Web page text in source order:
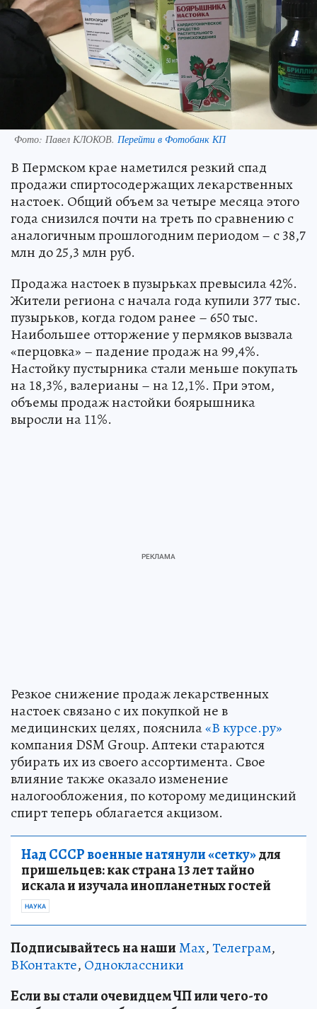
Фото: Павел КЛОКОВ. Перейти в Фотобанк КП
В Пермском крае наметился резкий спад
продажи спиртосодержащих лекарственных
настоек. Общий объем за четыре месяца этого
года снизился почти на треть по сравнению с
аналогичным прошлогодним периодом – с 38,7
млн до 25,3 млн руб.
Продажа настоек в пузырьках превысила 42%.
Жители региона с начала года купили 377 тыс.
пузырьков, когда годом ранее – 650 тыс.
Наибольшее отторжение у пермяков вызвала
«перцовка» – падение продаж на 99,4%.
Настойку пустырника стали меньше покупать
на 18,3%, валерианы – на 12,1%. При этом,
объемы продаж настойки боярышника
выросли на 11%.
Резкое снижение продаж лекарственных
настоек связано с их покупкой не в
медицинских целях, пояснила«В курсе.ру»
компания DSM Group. Аптеки стараются
убирать их из своего ассортимента. Свое
влияние также оказало изменение
налогообложения, по которому медицинский
спирт теперь облагается акцизом.
Над СССР военные натянули «сетку»для
пришельцев: как страна 13 лет тайно
искала и изучала инопланетных гостей
НАУКА
Подписывайтесь на нашиMax,Телеграм,
ВКонтакте, Одноклассники
Если вы стали очевидцем ЧП или чего-то